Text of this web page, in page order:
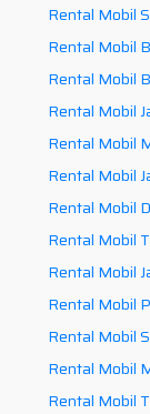
Rental Mobil
Rental Mobil
Rental Mobil
Rental Mobil
Rental Mobil
Rental Mobil
Rental Mobil
Rental Mobil
Rental Mobil
Rental Mobil
Rental Mobil
Rental Mobil
Rental Mobil